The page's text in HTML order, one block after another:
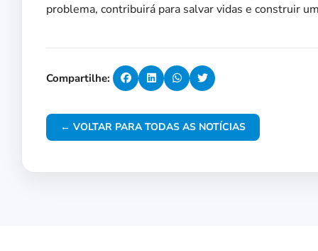
problema, contribuirá para salvar vidas e construir
Compartilhe:
← VOLTAR PARA TODAS AS NOTÍCIAS